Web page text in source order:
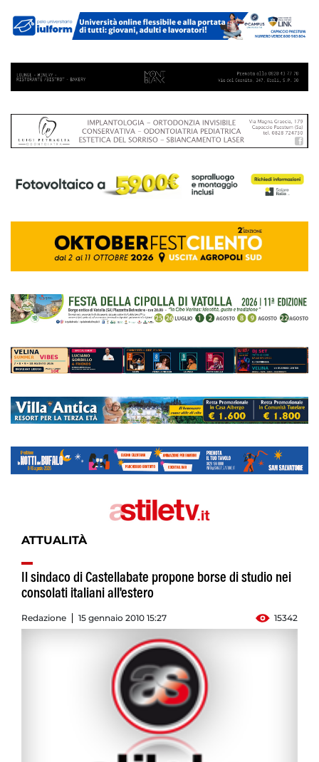
ATTUALITÀ
Il sindaco di Castellabate propone borse di studio nei
consolati italiani all'estero
Redazione 15 gennaio 2010 15:27 15342